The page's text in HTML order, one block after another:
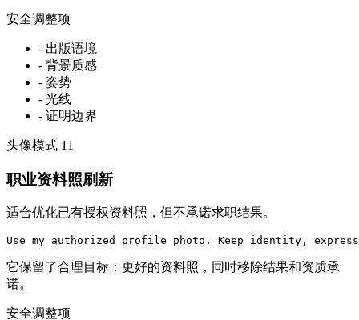
安全调整项
- 出版语境
- 背景质感
- 姿势
- 光线
- 证明边界
头像模式 11
职业资料照刷新
适合优化已有授权资料照，但不承诺求职结果。
Use my authorized profile photo. Keep identity,
它保留了合理目标：更好的资料照，同时移除结果和资质承
诺。
安全调整项